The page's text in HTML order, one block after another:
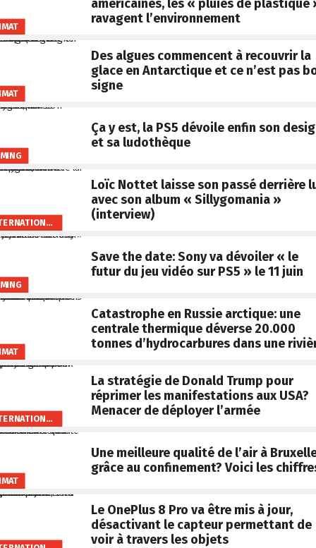
américaines, les « pluies de plastique
ravagent l’environnement
Des algues commencent à recouvrir la
glace en Antarctique et ce n’est pas
signe
Ça y est, la PS5 dévoile enfin son
et sa ludothèque
INTERNATIONAL
Loïc Nottet laisse son passé derrière
avec son album « Sillygomania »
(interview)
Save the date: Sony va dévoiler « le
futur du jeu vidéo sur PS5 » le 11 juin
Catastrophe en Russie arctique: une
centrale thermique déverse 20.000
tonnes d’hydrocarbures dans une
INTERNATIONAL
La stratégie de Donald Trump pour
réprimer les manifestations aux USA?
Menacer de déployer l’armée
Une meilleure qualité de l’air à
grâce au confinement? Voici les
Le OnePlus 8 Pro va être mis à jour,
désactivant le capteur permettant de
voir à travers les objets